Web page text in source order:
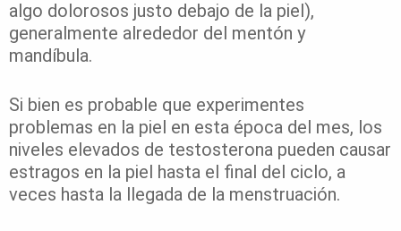
algo dolorosos justo debajo de la piel),
generalmente alrededor del mentón y
mandíbula.
Si bien es probable que experimentes
problemas en la piel en esta época del mes, los
niveles elevados de testosterona pueden causar
estragos en la piel hasta el final del ciclo, a
veces hasta la llegada de la menstruación.